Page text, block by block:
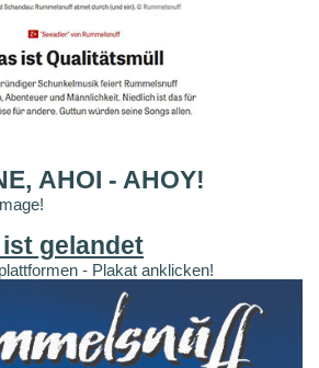
AHOI - AHOY!
ist gelandet
- Plakat anklicken!